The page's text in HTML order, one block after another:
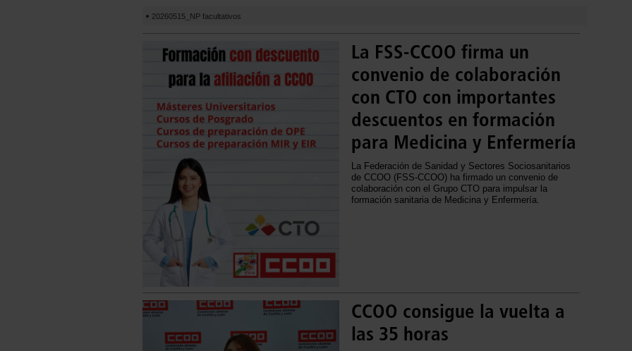
20260515_NP facultativos
La FSS-CCOO firma un
convenio de colaboración
con CTO con importantes
descuentos en formación
para Medicina y Enfermería
La Federación de Sanidad y Sectores Sociosanitarios
de CCOO (FSS-CCOO) ha firmado un convenio de
colaboración con el Grupo CTO para impulsar la
formación sanitaria de Medicina y Enfermería.
CCOO consigue la vuelta a
las 35 horas